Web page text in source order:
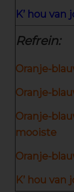
K’ hou van
Refrein:
Oranje-
Oranje-
Oranje-
mooiste
Oranje-
K’ hou van